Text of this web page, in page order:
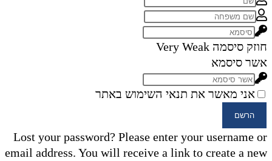
חוזק סיסמה Very Weak
אשר סיסמא
אני מאשר את תנאי השימוש באתר
הרשם
Lost your password? Please enter your username or
email address. You will receive a link to create a new